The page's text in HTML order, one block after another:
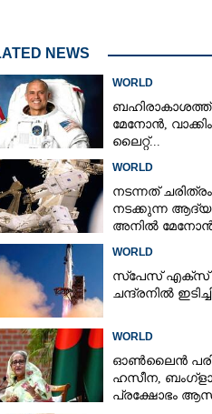
NEWS
WORLD
ബഹിരാകാശത്ത്
മേനോൻ,
ലൈറ്റ്...
WORLD
നടന്നത്
നടക്കുന്ന
അനിൽ
WORLD
സ്‌പേസ് എക്സ്
ചന്ദ്രനിൽ
WORLD
ഓൺലൈൻ
ഹസീന,
പ്രക്ഷോഭം